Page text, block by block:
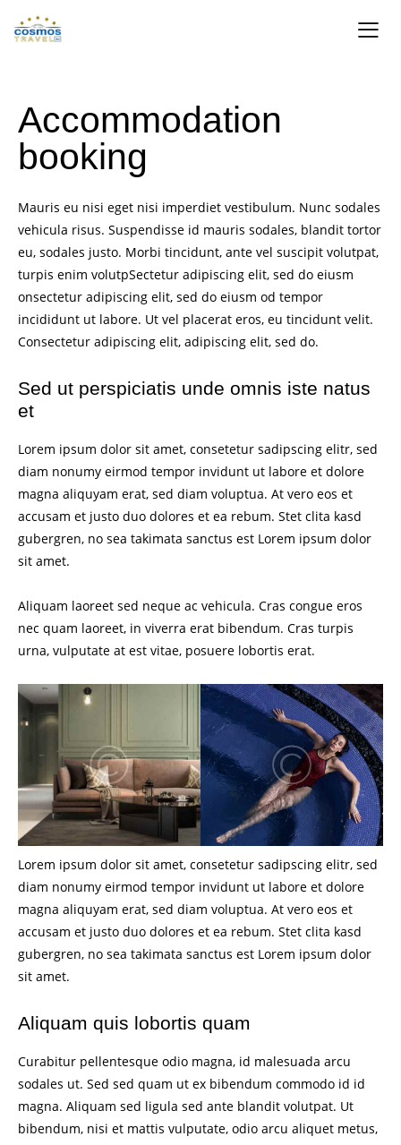
Accommodation
booking
Mauris eu nisi eget nisi imperdiet vestibulum. Nunc sodales
vehicula risus. Suspendisse id mauris sodales, blandit tortor
eu, sodales justo. Morbi tincidunt, ante vel suscipit volutpat,
turpis enim volutpSectetur adipiscing elit, sed do eiusm
onsectetur adipiscing elit, sed do eiusm od tempor
incididunt ut labore. Ut vel placerat eros, eu tincidunt velit.
Consectetur adipiscing elit, adipiscing elit, sed do.
Sed ut perspiciatis unde omnis iste natus
et
Lorem ipsum dolor sit amet, consetetur sadipscing elitr, sed
diam nonumy eirmod tempor invidunt ut labore et dolore
magna aliquyam erat, sed diam voluptua. At vero eos et
accusam et justo duo dolores et ea rebum. Stet clita kasd
gubergren, no sea takimata sanctus est Lorem ipsum dolor
sit amet.
Aliquam laoreet sed neque ac vehicula. Cras congue eros
nec quam laoreet, in viverra erat bibendum. Cras turpis
urna, vulputate at est vitae, posuere lobortis erat.
Lorem ipsum dolor sit amet, consetetur sadipscing elitr, sed
diam nonumy eirmod tempor invidunt ut labore et dolore
magna aliquyam erat, sed diam voluptua. At vero eos et
accusam et justo duo dolores et ea rebum. Stet clita kasd
gubergren, no sea takimata sanctus est Lorem ipsum dolor
sit amet.
Aliquam quis lobortis quam
Curabitur pellentesque odio magna, id malesuada arcu
sodales ut. Sed sed quam ut ex bibendum commodo id id
magna. Aliquam sed ligula sed ante blandit volutpat. Ut
bibendum, nisi et mattis vulputate, odio arcu aliquet metus,